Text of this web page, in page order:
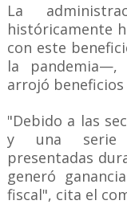
La
históricamente
con este
la
arrojó beneficios
"Debido a las
y una serie
presentadas
generó
fiscal", cita el